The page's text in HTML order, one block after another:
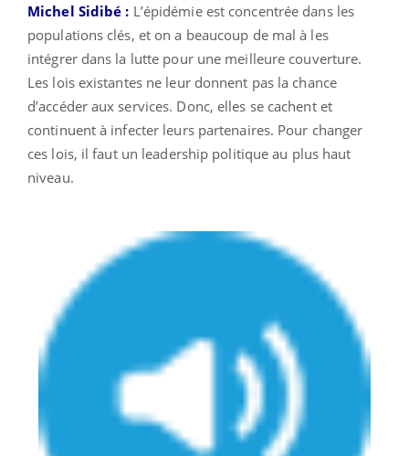
Michel Sidibé : L’épidémie est concentrée dans les
populations clés, et on a beaucoup de mal à les
intégrer dans la lutte pour une meilleure couverture.
Les lois existantes ne leur donnent pas la chance
d’accéder aux services. Donc, elles se cachent et
continuent à infecter leurs partenaires. Pour changer
ces lois, il faut un leadership politique au plus haut
niveau.